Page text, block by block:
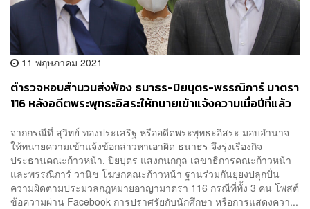
11 พฤษภาคม 2021
ตำรวจหอบสำนวนส่งฟ้อง ธนาธร-ปิยบุตร-พรรณิการ์ มาตรา
116 หลังอดีตพระพุทธะอิสระให้ทนายเข้าแจ้งความเมื่อปีที่แล้ว
จากกรณีที่ สุวิทย์ ทองประเสริฐ หรืออดีตพระพุทธะอิสระ มอบอำนาจ
ให้ทนายความเข้าแจ้งข้อกล่าวหาเอาผิด ธนาธร จึงรุ่งเรืองกิจ
ประธานคณะก้าวหน้า, ปิยบุตร แสงกนกกุล เลขาธิการคณะก้าวหน้า
และพรรณิการ์ วานิช โฆษกคณะก้าวหน้า ฐานร่วมกันยุยงปลุกปั่น
ความผิดตามประมวลกฎหมายอาญามาตรา 116 กรณีที่ทั้ง 3 คน โพสต์
ข้อความผ่าน Facebook การปราศรัยกับนักศึกษา หรือการแสดงควา...